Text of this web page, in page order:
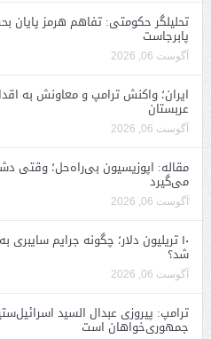
تحلیلگر حکومتی: تفاهم هرمز پایان
پابرجاست
آگوست 06, 2026
ایران؛ واکنش ترامپ و معاونش به
عربستان
آگوست 06, 2026
مقاله: اپوزیسیون بی‌راه‌حل؛ وقتی
می‌گیرد
آگوست 06, 2026
۱۰ تریلیون دلار؛ چگونه جرایم
شد؟
آگوست 06, 2026
ترامپ: پیروزی عبدال السید
جمهوری‌خواهان است